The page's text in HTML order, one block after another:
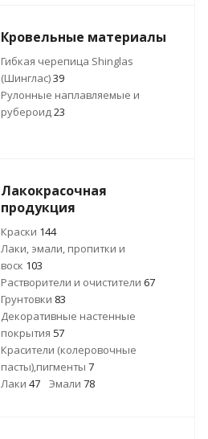
Кровельные материалы
Гибкая черепица Shinglas
(Шинглас)39
Рулонные наплавляемые и
рубероид23
Лакокрасочная
продукция
Краски 144
Лаки, эмали, пропитки и
воск 103
Растворители и очистители 67
Грунтовки 83
Декоративные настенные
покрытия 57
Красители (колеровочные
пасты),пигменты 7
Лаки 47 Эмали 78